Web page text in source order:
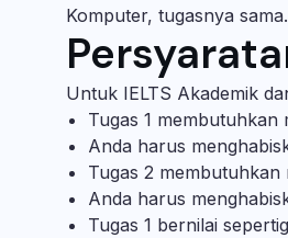
Komputer, tugasnya
Untuk IELTS Akademik
Tugas 1 membutuhkan
Anda harus
Tugas 2 membutuhkan
Anda harus
Tugas 1 bernilai